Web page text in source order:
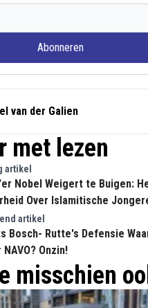
Abonneren
van der Galien
met lezen
artikel
Nobel Weigert te Buigen:
Over Islamitische
artikel
Bosch- Rutte's Defensie
Onzin!
misschien